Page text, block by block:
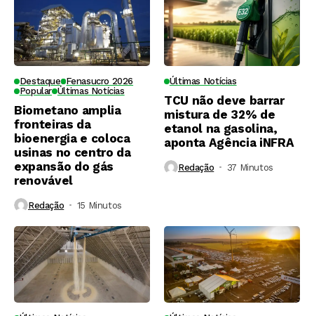
Destaque Fenasucro 2026
Popular Últimas Notícias
Biometano amplia
fronteiras da
bioenergia e coloca
usinas no centro da
expansão do gás
renovável
Redação 15 Minutos ⁮
Últimas Notícias
TCU não deve barrar
mistura de 32% de
etanol na gasolina,
aponta Agência iNFRA
Redação 37 Minutos ⁮